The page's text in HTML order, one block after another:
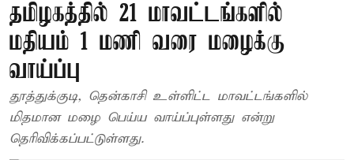
தமிழகத்தில் 21 மாவட்டங்களில்
மதியம் 1 மணி வரை மழைக்கு
வாய்ப்பு
தூத்துக்குடி, தென்காசி உள்ளிட்ட மாவட்டங்களில்
மிதமான மழை பெய்ய வாய்ப்புள்ளது என்று
தெரிவிக்கப்பட்டுள்ளது.